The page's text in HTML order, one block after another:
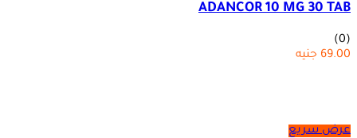
ADANCOR 10 MG 30 TAB
(0)
69.00 جنيه
عرض سريع